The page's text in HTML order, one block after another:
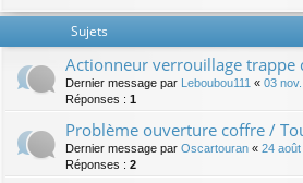
Sujets
Actionneur verrouillage trappe
Dernier message par Leboubou111 « 03
Réponses : 1
Problème ouverture coffre /
Dernier message par Oscartouran « 24
Réponses : 2